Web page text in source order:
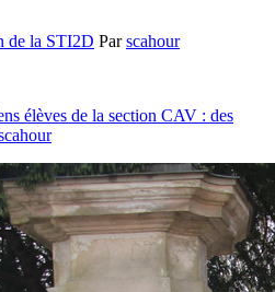
de la STI2D Parscahour
élèves de la section CAV : des